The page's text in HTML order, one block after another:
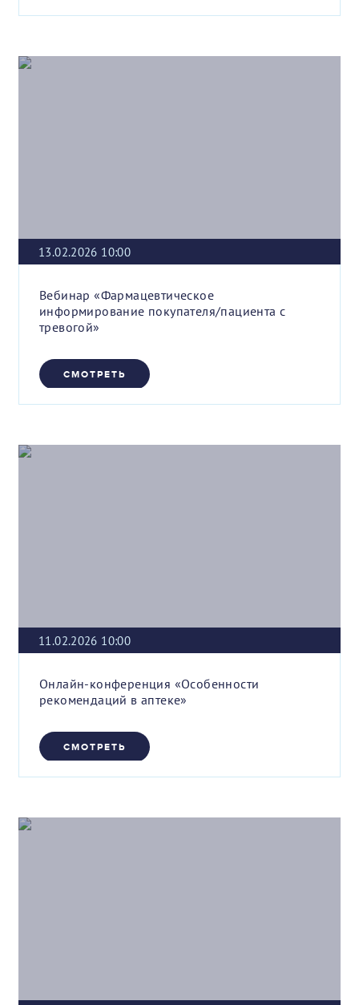
13.02.2026 10:00
Вебинар «Фармацевтическое
информирование покупателя/пациента с
тревогой»
СМОТРЕТЬ
11.02.2026 10:00
Онлайн-конференция «Особенности
рекомендаций в аптеке»
СМОТРЕТЬ